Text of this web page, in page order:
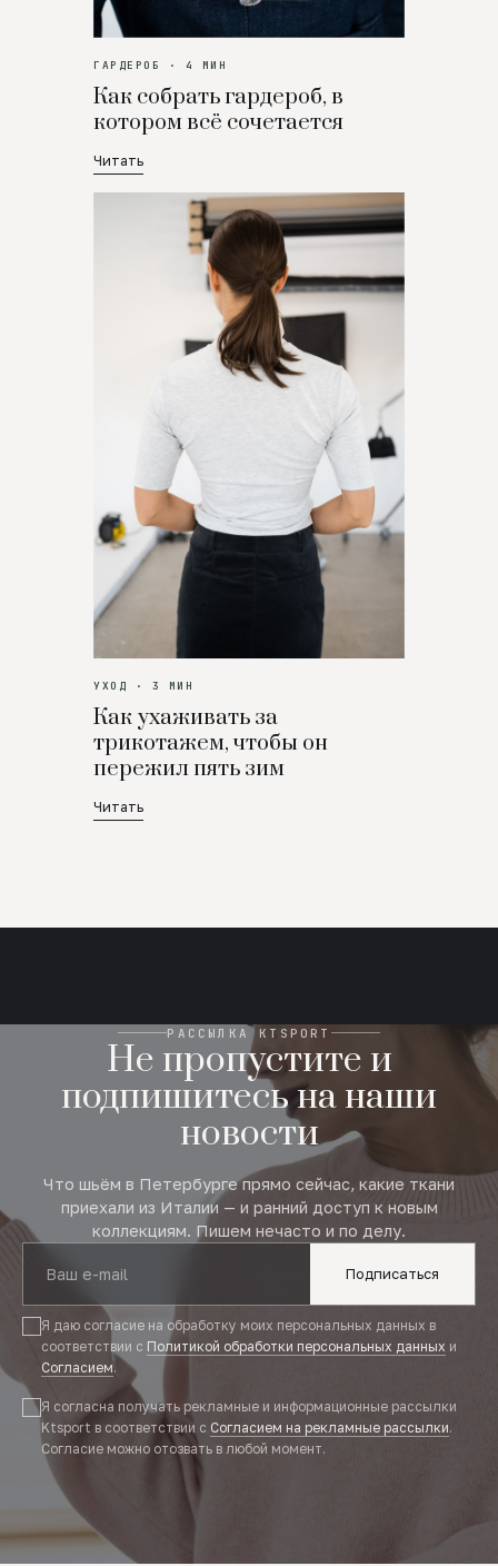
ГАРДЕРОБ · 4 МИН
Как собрать гардероб, в
котором всё сочетается
Читать
УХОД · 3 МИН
Как ухаживать за
трикотажем, чтобы он
пережил пять зим
Читать
РАССЫЛКА KTSPORT
Не пропустите и
подпишитесь на наши
новости
Что шьём в Петербурге прямо сейчас, какие ткани
приехали из Италии — и ранний доступ к новым
коллекциям. Пишем нечасто и по делу.
Подписаться
Я даю согласие на обработку моих персональных данных в
соответствии с Политикой обработки персональных данных и
Согласием.
Я согласна получать рекламные и информационные рассылки
Ktsport в соответствии с Согласием на рекламные рассылки.
Согласие можно отозвать в любой момент.